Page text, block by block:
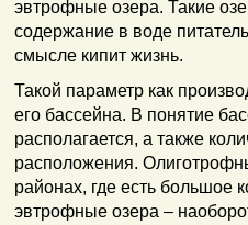
эвтрофные озера. Такие
содержание в воде
смысле кипит жизнь.
Такой параметр как
его бассейна. В понятие
располагается, а также
расположения.
районах, где есть большое
эвтрофные озера –